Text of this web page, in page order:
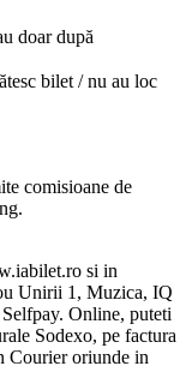
doar după
bilet / nu au loc
comisioane de
si in
Unirii 1, Muzica, IQ
Online, puteti
Sodexo, pe factura
Courier oriunde in